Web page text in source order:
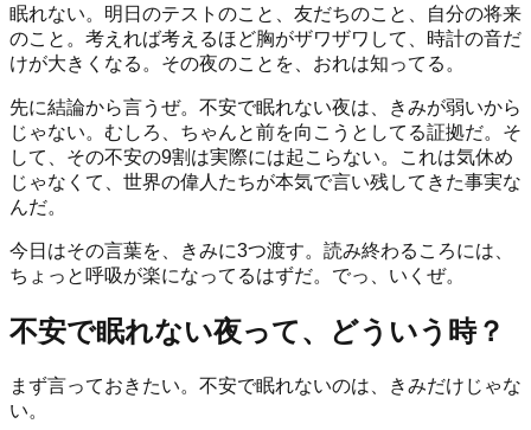
眠れない。明日のテストのこと、友だちのこと、自分の将来
のこと。考えれば考えるほど胸がザワザワして、時計の音だ
けが大きくなる。その夜のことを、おれは知ってる。
先に結論から言うぜ。不安で眠れない夜は、きみが弱いから
じゃない。むしろ、ちゃんと前を向こうとしてる証拠だ。そ
して、その不安の9割は実際には起こらない。これは気休め
じゃなくて、世界の偉人たちが本気で言い残してきた事実な
んだ。
今日はその言葉を、きみに3つ渡す。読み終わるころには、
ちょっと呼吸が楽になってるはずだ。でっ、いくぜ。
不安で眠れない夜って、どういう時？
まず言っておきたい。不安で眠れないのは、きみだけじゃな
い。